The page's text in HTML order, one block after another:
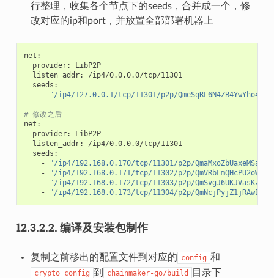
行整理，收集各个节点下的seeds，合并成一个，修
改对应的ip和port，并放置全部部署机器上
provider:
LibP2P
listen_addr:
/ip4/0.0.0.0/tcp/11301
-
"/ip4/127.0.0.1/tcp/11301/p2p/
# 修改之后
provider:
LibP2P
listen_addr:
/ip4/0.0.0.0/tcp/11301
-
"/ip4/192.168.0.170/tcp/11301/p2p/
-
"/ip4/192.168.0.171/tcp/11302/p2p/
-
"/ip4/192.168.0.172/tcp/11303/p2p/
-
"/ip4/192.168.0.173/tcp/11304/p2p/
12.3.2.2. 编译及安装包制作
复制之前移出的配置文件到对应的 config 和
crypto_config 到 chainmaker-go/build
目录下